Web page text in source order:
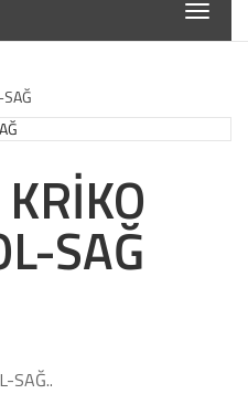
SAĞ
SAĞ..